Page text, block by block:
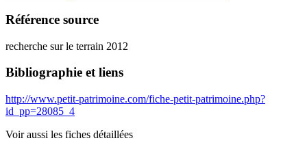
Référence source
recherche sur le terrain 2012
Bibliographie et liens
http://www.petit-patrimoine.com/fiche-petit-patrimoine.php?
id_pp=28085_4
Voir aussi les fiches détaillées